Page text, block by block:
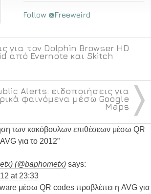
Follow @Freeweird
για τον Dolphin Browser HD
από Evernote και Skitch
〉
Alerts: ειδοποιήσεις για
φαινόμενα μέσω Google
Maps
των κακόβουλων επιθέσεων μέσω QR
για το 2012”
(@baphometx) says:
at 23:33
μέσω QR codes προβλέπει η AVG για